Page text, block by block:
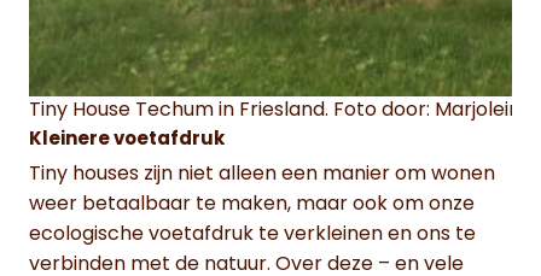
Tiny House Techum in Friesland. Foto door: Marjolein
Kleinere voetafdruk
Tiny houses zijn niet alleen een manier om wonen
weer betaalbaar te maken, maar ook om onze
ecologische voetafdruk te verkleinen en ons te
verbinden met de natuur. Over deze – en vele